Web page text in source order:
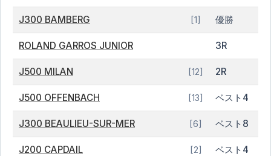
J300 BAMBERG [1] 優勝
ROLAND GARROS JUNIOR 3R
J500 MILAN [12] 2R
J500 OFFENBACH [13] ベスト4
J300 BEAULIEU-SUR-MER [6] ベスト8
J200 CAPDAIL [2] ベスト4